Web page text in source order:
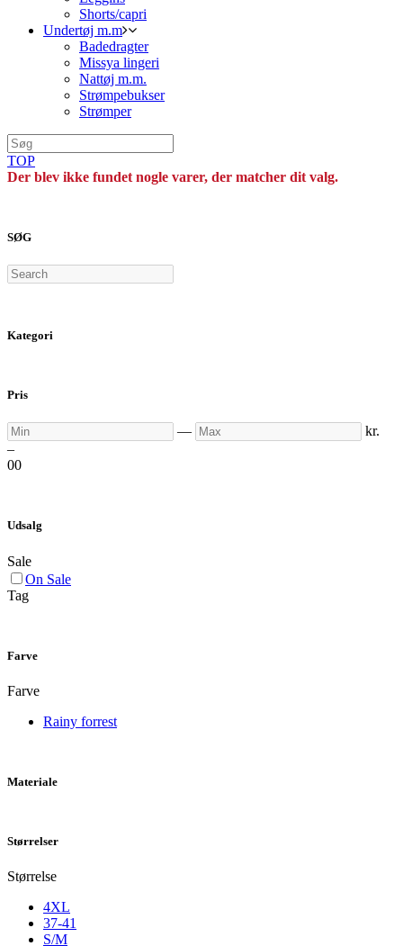
Shorts/capri
Undertøj m.m
Badedragter
Missya lingeri
Nattøj m.m.
Strømpebukser
Strømper
TOP
Der blev ikke fundet nogle varer, der matcher dit valg.
SØG
Search
Kategori
Pris
Min — Max
kr.
–
00
Udsalg
Sale
On Sale
Tag
Farve
Farve
Rainy forrest
Materiale
Størrelser
Størrelse
4XL
37-41
S/M